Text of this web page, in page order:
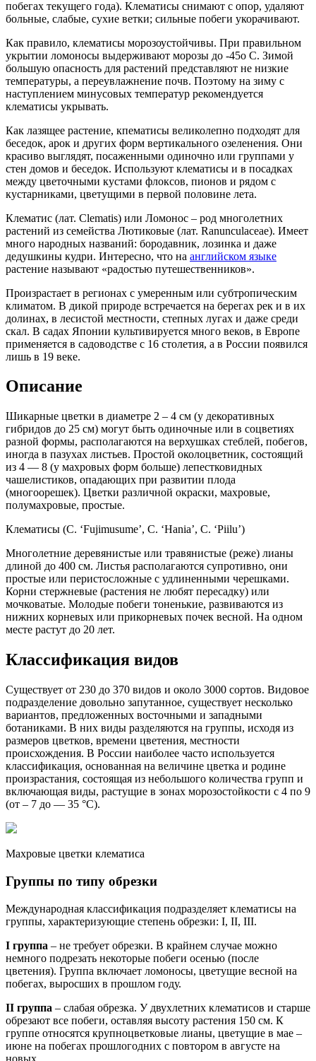
побегах текущего года). Клематисы снимают с опор, удаляют
больные, слабые, сухие ветки; сильные побеги укорачивают.
Как правило, клематисы морозоустойчивы. При правильном
укрытии ломоносы выдерживают морозы до -45о С. Зимой
большую опасность для растений представляют не низкие
температуры, а переувлажнение почв. Поэтому на зиму с
наступлением минусовых температур рекомендуется
клематисы укрывать.
Как лазящее растение, кпематисы великолепно подходят для
беседок, арок и других форм вертикaльного озеленения. Они
красиво выглядят, посаженными одиночно или группами у
стен домов и беседок. Используют клематисы и в посадках
между цветочными кустами флоксов, пионов и рядом с
кустарниками, цветущими в первой половине лета.
Клематис (лат. Clematis) или Ломонос – род многолетних
растений из семейства Лютиковые (лат. Ranunculaceae). Имеет
много народных названий: бородавник, лозинка и даже
дедушкины кудри. Интересно, что на английском языке
растение называют «радостью путешественников».
Произрастает в регионах с умеренным или субтропическим
климатом. В дикой природе встречается на берегах рек и в их
долинах, в лесистой местности, степных лугах и даже среди
скал. В садах Японии культивируется много веков, в Европе
применяется в садоводстве с 16 столетия, а в России появился
лишь в 19 веке.
Описание
Шикарные цветки в диаметре 2 – 4 см (у декоративных
гибридов до 25 см) могут быть одиночные или в соцветиях
разной формы, располагаются на верхушках стеблей, побегов,
иногда в пазухах листьев. Простой околоцветник, состоящий
из 4 — 8 (у махровых форм больше) лепестковидных
чашелистиков, опадающих при развитии плода
(многоорешек). Цветки различной окраски, махровые,
полумахровые, простые.
Клематисы (C. ‘Fujimusume’, C. ‘Hania’, C. ‘Piilu’)
Многолетние деревянистые или травянистые (реже) лианы
длиной до 400 см. Листья располагаются супротивно, они
простые или перистосложные с удлиненными черешками.
Корни стержневые (растения не любят пересадку) или
мочковатые. Молодые побеги тоненькие, развиваются из
нижних корневых или прикорневых почек весной. На одном
месте растут до 20 лет.
Классификация видов
Существует от 230 до 370 видов и около 3000 сортов. Видовое
подразделение довольно запутанное, существует несколько
вариантов, предложенных восточными и западными
ботаниками. В них виды разделяются на группы, исходя из
размеров цветков, времени цветения, местности
происхождения. В России наиболее часто используется
классификация, основанная на величине цветка и родине
произрастания, состоящая из небольшого количества групп и
включающая виды, растущие в зонах морозостойкости с 4 по 9
(от – 7 до — 35 °С).
Махровые цветки клематиса
Группы по типу обрезки
Международная классификация подразделяет клематисы на
группы, характеризующие степень обрезки: I, II, III.
I группа – не требует обрезки. В крайнем случае можно
немного подрезать некоторые побеги осенью (после
цветения). Группа включает ломоносы, цветущие весной на
побегах, выросших в прошлом году.
II группа – слабая обрезка. У двухлетних клематисов и старше
обрезают все побеги, оставляя высоту растения 150 см. К
группе относятся крупноцветковые лианы, цветущие в мае –
июне на побегах прошлогодних с повтором в августе на
новых.